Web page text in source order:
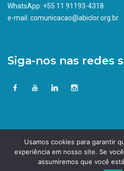
WhatsApp: +55 11 91193-4318
e-mail: comunicacao@abiclor.org.br
Siga-nos nas redes
Usamos cookies para garantir
experiência em nosso site. Se
assumiremos que você